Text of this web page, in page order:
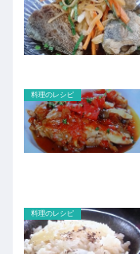
料理のレシピ
料理のレシピ